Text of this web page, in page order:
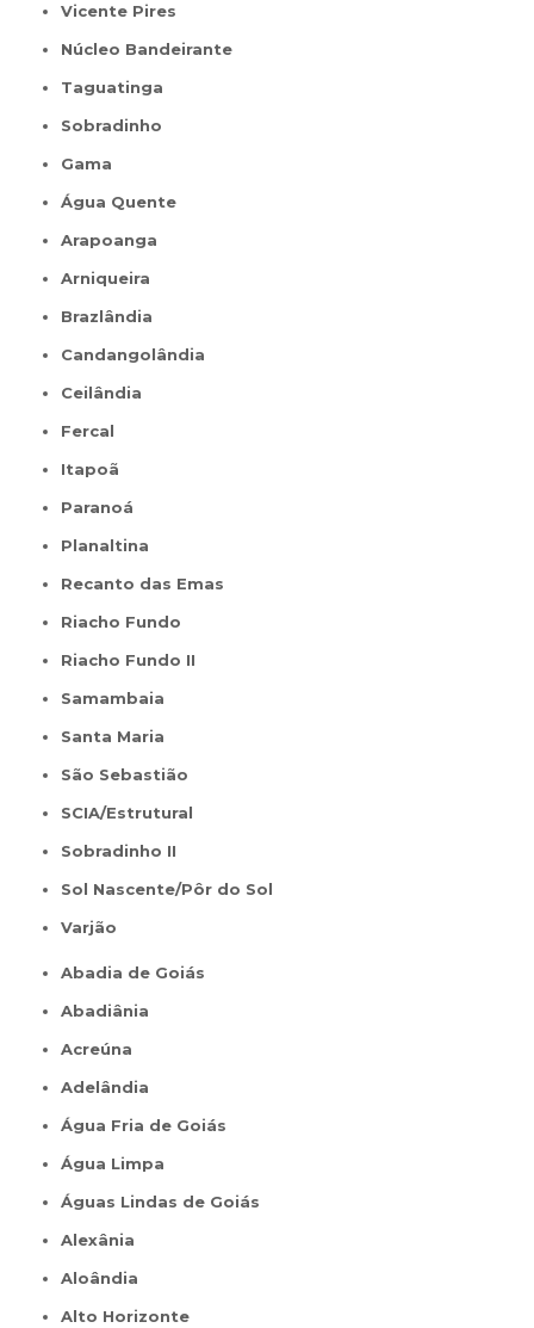
Vicente Pires
Núcleo Bandeirante
Taguatinga
Sobradinho
Gama
Água Quente
Arapoanga
Arniqueira
Brazlândia
Candangolândia
Ceilândia
Fercal
Itapoã
Paranoá
Planaltina
Recanto das Emas
Riacho Fundo
Riacho Fundo II
Samambaia
Santa Maria
São Sebastião
SCIA/Estrutural
Sobradinho II
Sol Nascente/Pôr do Sol
Varjão
Abadia de Goiás
Abadiânia
Acreúna
Adelândia
Água Fria de Goiás
Água Limpa
Águas Lindas de Goiás
Alexânia
Aloândia
Alto Horizonte